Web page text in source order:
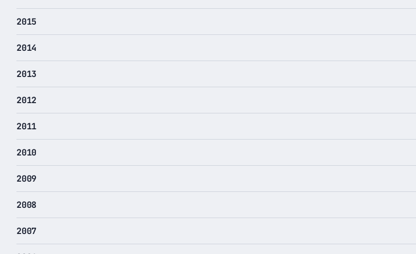
2015
2014
2013
2012
2011
2010
2009
2008
2007